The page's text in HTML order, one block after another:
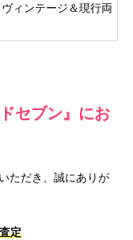
ィンテージ＆現行両
セブン』にお
ただき、誠にありが
定